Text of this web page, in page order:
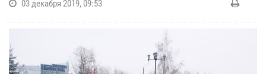
03 декабря 2019, 09:53